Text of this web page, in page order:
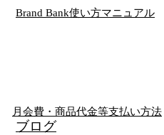
Brand Bank使い方マニュアル
月会費・商品代金等支払い方法
​ブログ